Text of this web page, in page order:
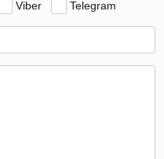
Viber Telegram